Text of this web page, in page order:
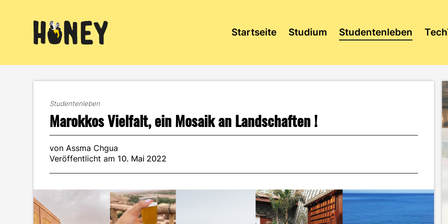
Startseite Studium Studentenleben
Studentenleben
Marokkos Vielfalt, ein Mosaik an Landschaften !
von Assma Chgua
Veröffentlicht am 10. Mai 2022